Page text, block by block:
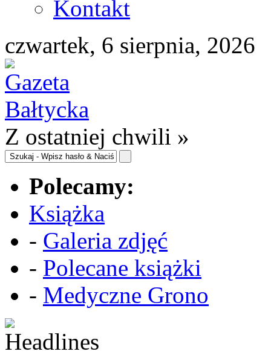
Kontakt
czwartek, 6 sierpnia, 2026
Z ostatniej chwili »
Polecamy:
Książka
- Galeria zdjęć
- Polecane książki
- Medyczne Grono